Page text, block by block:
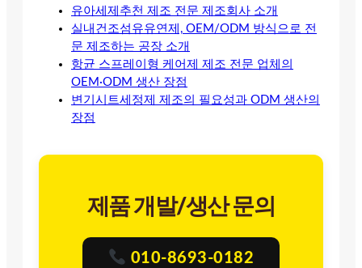
유아세제추천 제조 전문 제조회사 소개
실내건조섬유유연제, OEM/ODM 방식으로 전
문 제조하는 공장 소개
항균 스프레이형 케어제 제조 전문 업체의
OEM·ODM 생산 장점
변기시트세정제 제조의 필요성과 ODM 생산의
장점
제품 개발/생산 문의
010-8693-0182